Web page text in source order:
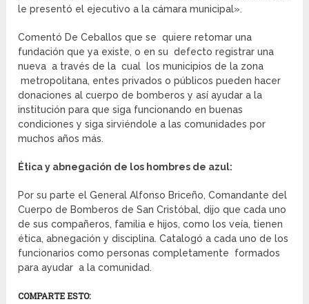
le presentó el ejecutivo a la cámara municipal».
Comentó De Ceballos que se quiere retomar una
fundación que ya existe, o en su defecto registrar una
nueva a través de la cual los municipios de la zona
metropolitana, entes privados o públicos pueden hacer
donaciones al cuerpo de bomberos y así ayudar a la
institución para que siga funcionando en buenas
condiciones y siga sirviéndole a las comunidades por
muchos años más.
Ética y abnegación de los hombres de azul:
Por su parte el General Alfonso Briceño, Comandante del
Cuerpo de Bomberos de San Cristóbal, dijo que cada uno
de sus compañeros, familia e hijos, como los veía, tienen
ética, abnegación y disciplina. Catalogó a cada uno de los
funcionarios como personas completamente formados
para ayudar a la comunidad.
COMPARTE ESTO: